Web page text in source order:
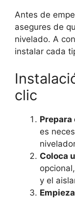
Antes de
asegures de
nivelado. A
instalar cada
clic
Prepara
es
Coloca
y el